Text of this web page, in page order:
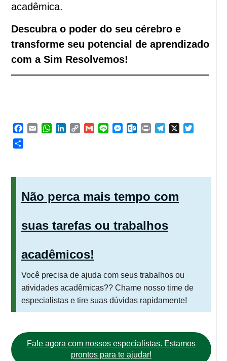
acadêmica.
Descubra o poder do seu cérebro e
transforme seu potencial de aprendizado
com a Sim Resolvemos!
Facebook
EmailWhatsApp
LinkedIn
Copy GmailLine Messenger
Outlook.com
Print Telegram
Não perca mais tempo com
suas tarefas ou trabalhos
acadêmicos!
Você precisa de ajuda com seus trabalhos ou
atividades acadêmicas?? Chame nosso time de
especialistas e tire suas dúvidas rapidamente!
Fale agora com nossos especialistas. Estamos
prontos para te ajudar!